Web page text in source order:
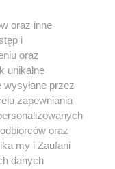
Youtube
oraz inne
i
oraz
unikalne
przez
zapewniania
oraz
my i Zaufani
danych